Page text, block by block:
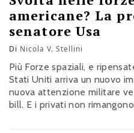
americane? La
senatore Usa
Di Nicola V. Stellini
Più Forze spaziali, e
Stati Uniti arriva un nuovo
nuova attenzione militare
bill. E i privati non